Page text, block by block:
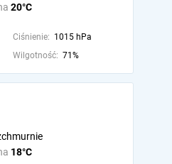
20°C
Ciśnienie: 1015 hPa
Wilgotność: 71%
18°C